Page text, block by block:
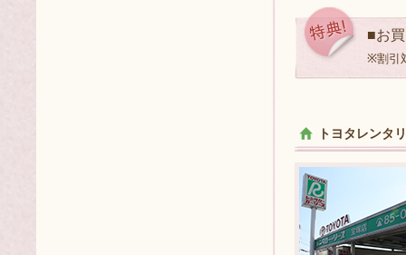
■お
※割引
トヨタレンタ